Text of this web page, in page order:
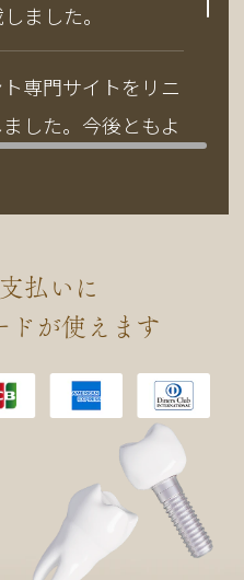
ました。
専門サイトをリニ
した。今後ともよ
インプラント学
インプラント専門
払いに
ドが使えます